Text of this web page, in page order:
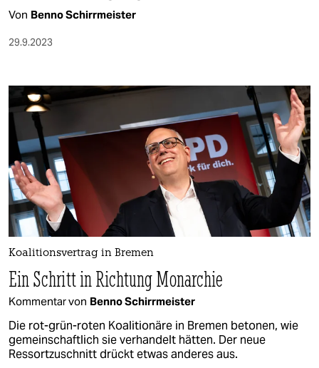
Von Benno Schirrmeister
29.9.2023
Koalitionsvertrag in Bremen
Ein Schritt in Richtung Monarchie
Kommentar von Benno Schirrmeister
Die rot-grün-roten Koalitionäre in Bremen betonen, wie
gemeinschaftlich sie verhandelt hätten. Der neue
Ressortzuschnitt drückt etwas anderes aus.